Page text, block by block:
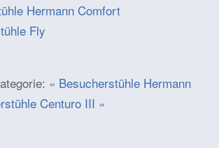
Hermann Comfort
Fly
« Besucherstühle Hermann
Centuro III »